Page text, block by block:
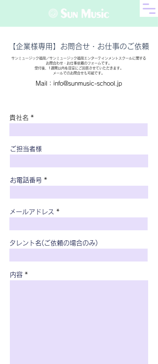
【企業様専用】お問合せ・お仕事のご依頼
サンミュージック福岡／サンミュージック福岡エンターテインメントスクールに関する
お問合わせ・お仕事依頼のフォームです。
​受付後、1週間以内を目安にご回答させていただきます。
メールでのお問合せも可能です。
​Mail： info@sunmusic-school.jp
貴社名
ご担当者様
お電話番号
メールアドレス
タレント名(ご依頼の場合のみ)
内容